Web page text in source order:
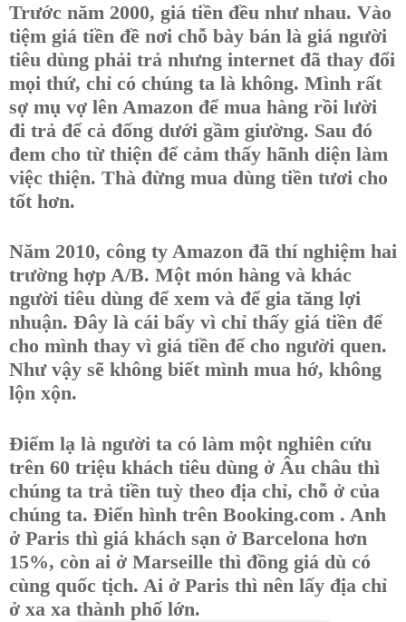
Trước năm 2000, giá tiền đều như nhau. Vào
tiệm giá tiền đề nơi chỗ bày bán là giá người
tiêu dùng phải trả nhưng internet đã thay đổi
mọi thứ, chỉ có chúng ta là không. Mình rất
sợ mụ vợ lên Amazon để mua hàng rồi lười
đi trả để cả đống dưới gầm giường. Sau đó
đem cho từ thiện để cảm thấy hãnh diện làm
việc thiện. Thà đừng mua dùng tiền tươi cho
tốt hơn.
Năm 2010, công ty Amazon đã thí nghiệm hai
trường hợp A/B. Một món hàng và khác
người tiêu dùng để xem và để gia tăng lợi
nhuận. Đây là cái bẩy vì chỉ thấy giá tiền để
cho mình thay vì giá tiền để cho người quen.
Như vậy sẽ không biết mình mua hớ, không
lộn xộn.
Điểm lạ là người ta có làm một nghiên cứu
trên 60 triệu khách tiêu dùng ở Âu châu thì
chúng ta trả tiền tuỳ theo địa chỉ, chỗ ở của
chúng ta. Điển hình trên Booking.com . Anh
ở Paris thì giá khách sạn ở Barcelona hơn
15%, còn ai ở Marseille thì đồng giá dù có
cùng quốc tịch. Ai ở Paris thì nên lấy địa chỉ
ở xa xa thành phố lớn.